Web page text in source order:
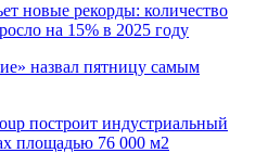
новые рекорды: количество
на 15% в 2025 году
назвал пятницу самым
построит индустриальный
площадью 76 000 м2